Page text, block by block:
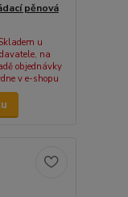
pěnová
u
na
objednávky
v e-shopu